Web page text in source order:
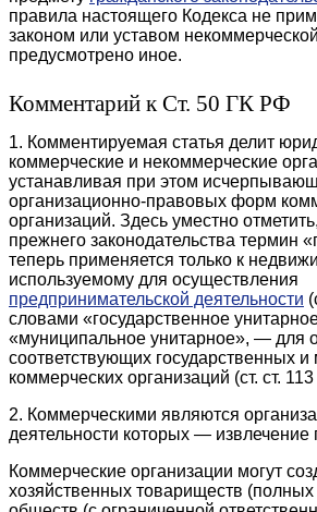
правила настоящего Кодекса не
законом или уставом
предусмотрено иное.
Комментарий к Ст. 50 ГК РФ
1. Комментируемая статья делит
коммерческие и некоммерческие
устанавливая при этом
организационно-правовых форм
организаций. Здесь уместно
прежнего законодательства термин
теперь применяется только к
используемому для осуществления
предпринимательской деятельности
словами «государственное
«муниципальное унитарное», — для
соответствующих государственных
коммерческих организаций (ст. ст.
2. Коммерческими являются
деятельности которых — извлечение
Коммерческие организации могут
хозяйственных товариществ